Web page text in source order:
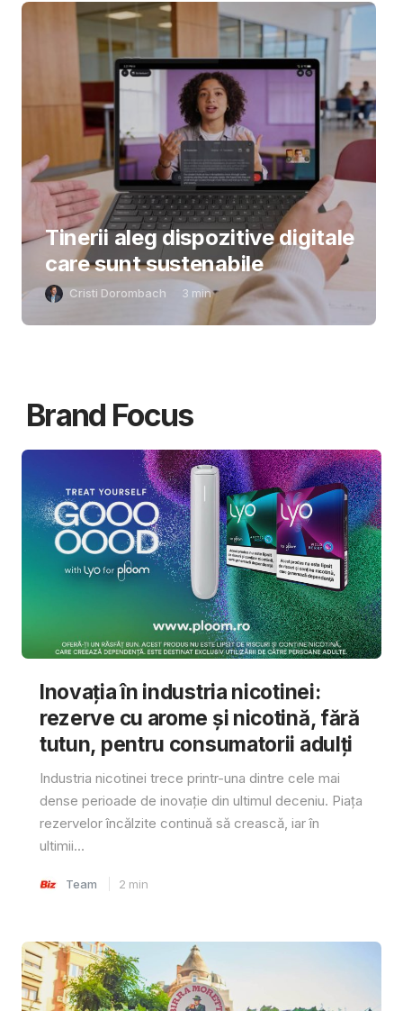
Tinerii aleg dispozitive digitale
care sunt sustenabile
Cristi Dorombach 3 min
Brand Focus
Inovația în industria nicotinei:
rezerve cu arome și nicotină, fără
tutun, pentru consumatorii adulți
Industria nicotinei trece printr-una dintre cele mai
dense perioade de inovație din ultimul deceniu. Piața
rezervelor încălzite continuă să crească, iar în
ultimii...
Team 2 min